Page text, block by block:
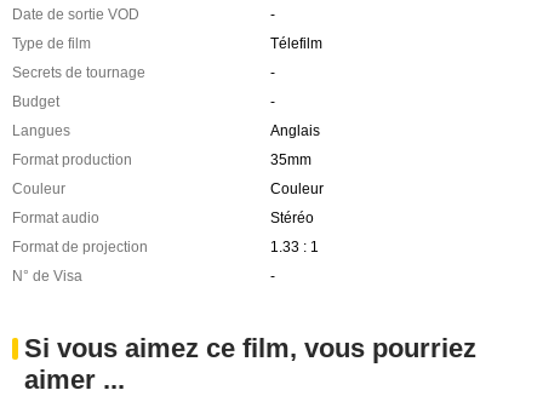
Date de sortie VOD
-
Type de film
Télefilm
Secrets de tournage
-
Budget
-
Langues
Anglais
Format production
35mm
Couleur
Couleur
Format audio
Stéréo
Format de projection
1.33 : 1
N° de Visa
-
Si vous aimez ce film, vous pourriez
aimer ...